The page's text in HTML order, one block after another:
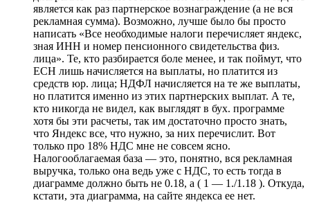
является как раз партнерское вознаграждение (а не вся
рекламная сумма). Возможно, лучше было бы просто
написать «Все необходимые налоги перечисляет яндекс,
зная ИНН и номер пенсионного свидетельства физ.
лица». Те, кто разбирается боле менее, и так поймут, что
ЕСН лишь начисляется на выплаты, но платится из
средств юр. лица; НДФЛ начисляется на те же выплаты,
но платится именно из этих партнерских выплат. А те,
кто никогда не видел, как выглядят в бух. программе
хотя бы эти расчеты, так им достаточно просто знать,
что Яндекс все, что нужно, за них перечислит. Вот
только про 18% НДС мне не совсем ясно.
Налогооблагаемая база — это, понятно, вся рекламная
выручка, только она ведь уже с НДС, то есть тогда в
диаграмме должно быть не 0.18, а ( 1 — 1./1.18 ). Откуда,
кстати, эта диаграмма, на сайте яндекса ее нет.